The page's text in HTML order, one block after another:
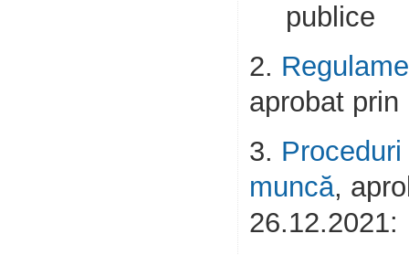
publice
2.
aprobat
3.
muncă,
26.12.2021: